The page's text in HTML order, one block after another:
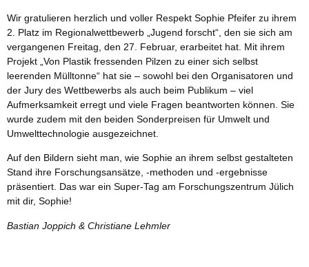
Wir gratulieren herzlich und voller Respekt Sophie Pfeifer zu ihrem
2. Platz im Regionalwettbewerb „Jugend forscht“, den sie sich am
vergangenen Freitag, den 27. Februar, erarbeitet hat. Mit ihrem
Projekt „Von Plastik fressenden Pilzen zu einer sich selbst
leerenden Mülltonne“ hat sie – sowohl bei den Organisatoren und
der Jury des Wettbewerbs als auch beim Publikum – viel
Aufmerksamkeit erregt und viele Fragen beantworten können. Sie
wurde zudem mit den beiden Sonderpreisen für Umwelt und
Umwelttechnologie ausgezeichnet.
Auf den Bildern sieht man, wie Sophie an ihrem selbst gestalteten
Stand ihre Forschungsansätze, -methoden und -ergebnisse
präsentiert. Das war ein Super-Tag am Forschungszentrum Jülich
mit dir, Sophie!
Bastian Joppich & Christiane Lehmler